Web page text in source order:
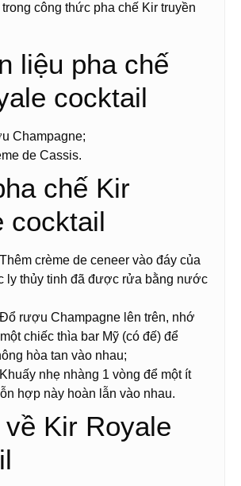
công thức pha chế Kir truyền
liệu pha chế
cocktail
Champagne;
de Cassis.
chế Kir
cocktail
crème de ceneer vào đáy của
ly thủy tinh đã được rửa bằng nước
rượu Champagne lên trên, nhớ
chiếc thìa bar Mỹ (có đế) để
hòa tan vào nhau;
nhẹ nhàng 1 vòng để một ít
hợp này hoàn lẫn vào nhau.
Kir Royale